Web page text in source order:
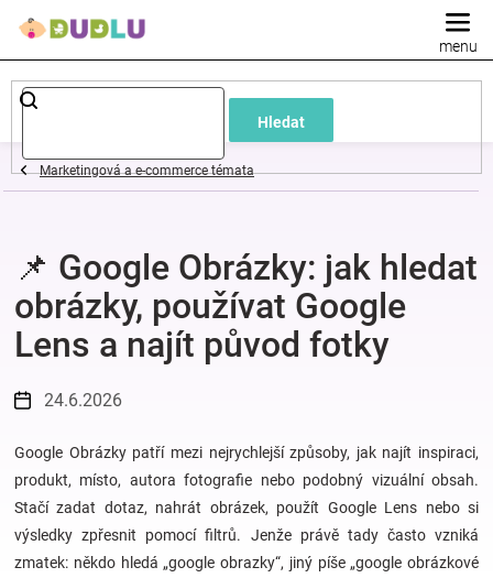
Hledat
Dětské
a
oblečení
Pokojíček
výbava
Hračky
Marketingová a e-commerce témata
📌 Google Obrázky: jak hledat
obrázky, používat Google
Lens a najít původ fotky
24.6.2026
Google Obrázky patří mezi nejrychlejší způsoby, jak najít inspiraci,
produkt, místo, autora fotografie nebo podobný vizuální obsah.
Stačí zadat dotaz, nahrát obrázek, použít Google Lens nebo si
výsledky zpřesnit pomocí filtrů. Jenže právě tady často vzniká
zmatek: někdo hledá „google obrazky“, jiný píše „google obrázkové